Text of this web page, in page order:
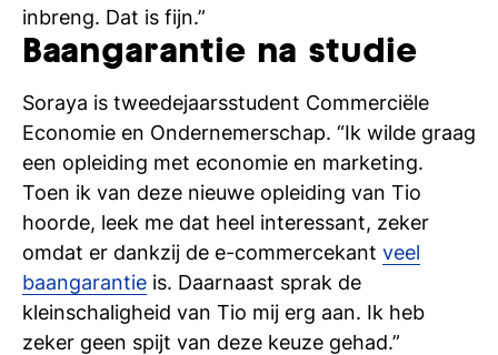
inbreng. Dat is fijn.”
Baangarantie na studie
Soraya is tweedejaarsstudent Commerciële
Economie en Ondernemerschap. “Ik wilde graag
een opleiding met economie en marketing.
Toen ik van deze nieuwe opleiding van Tio
hoorde, leek me dat heel interessant, zeker
omdat er dankzij de e-commercekant veel
baangarantie is. Daarnaast sprak de
kleinschaligheid van Tio mij erg aan. Ik heb
zeker geen spijt van deze keuze gehad.”